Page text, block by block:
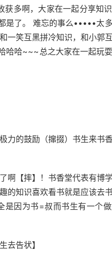
多啊，大家在一起分享知
是了。 难忘的事么•••••太
一笑互黑拼冷知识，和小郭
哈哈~~~总之大家在一起玩
力的鼓励（撺掇）书生来书
啊【摔】！书香堂代表有博
的知识喜欢看书就是应该去
是因为书=叔而书生有一个
去告状】